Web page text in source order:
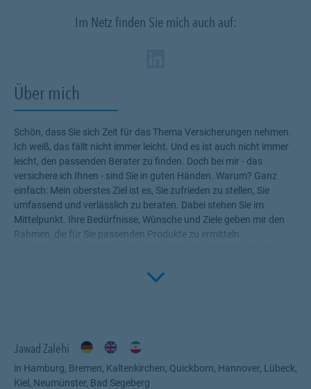
Über mich
Schön, dass Sie sich Zeit für das Thema Versicherungen nehmen.
Ich weiß, das fällt nicht immer leicht. Und es ist auch nicht immer
leicht, den passenden Berater zu finden. Doch bei mir - das
versichere ich Ihnen - sind Sie in guten Händen. Warum? Ganz
einfach: Mein oberstes Ziel ist es, Sie zufrieden zu stellen, Sie
umfassend und verlässlich zu beraten. Dabei stehen Sie im
Mittelpunkt. Ihre Bedürfnisse, Wünsche und Ziele geben mir den
Rahmen, die für Sie passenden Produkte zu ermitteln.
Fachwissen, meiner Begeisterung für alle Fragen rund um das
Click to
Jawad Zalehi
in Hamburg, Bremen, Kaltenkirchen, Quickborn, Hannover, Lübeck,
Kiel, Neumünster, Bad Segeberg
Im Netz finden Sie mich auch auf: